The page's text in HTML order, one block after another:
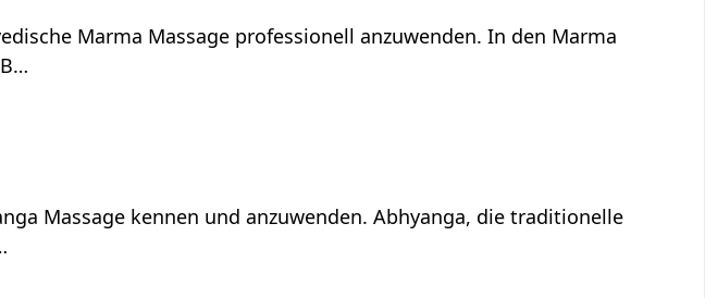
Marma Massage professionell anzuwenden. In den Marma
Massage kennen und anzuwenden. Abhyanga, die traditionelle